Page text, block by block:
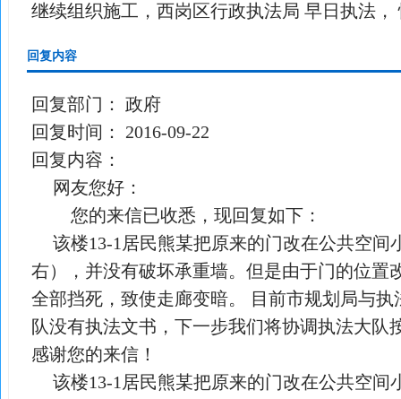
继续组织施工，西岗区行政执法局 早日执法，
回复内容
回复部门： 政府
回复时间：
2016-09-22
回复内容：
网友您好：
您的来信已收悉，现回复如下：
该楼13-1居民熊某把原来的门改在公共空间
右），并没有破坏承重墙。但是由于门的位置
全部挡死，致使走廊变暗。 目前市规划局与
队没有执法文书，下一步我们将协调执法大队
感谢您的来信！
该楼13-1居民熊某把原来的门改在公共空间